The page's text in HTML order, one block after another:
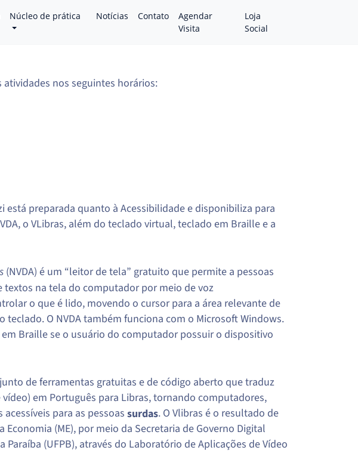
Núcleo de prática Notícias Contato
Agendar
Visita
Loja
Social
nos seguintes horários:
está preparada quanto à Acessibilidade e disponibiliza para
o VLibras, além do teclado virtual, teclado em Braille e a
(NVDA) é um “leitor de tela” gratuito que permite a pessoas
textos na tela do computador por meio de voz
o que é lido, movendo o cursor para a área relevante de
teclado. O NVDA também funciona com o Microsoft Windows.
Braille se o usuário do computador possuir o dispositivo
de ferramentas gratuitas e de código aberto que traduz
em Português para Libras, tornando computadores,
para as pessoassurdas. O Vlibras é o resultado de
(ME), por meio da Secretaria de Governo Digital
Paraíba (UFPB), através do Laboratório de Aplicações de Vídeo